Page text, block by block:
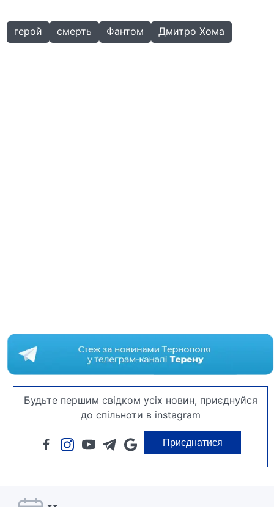
герой смерть Фантом Дмитро Хома
Будьте першим свідком усіх новин, приєднуйся
до спільноти в instagram
Приєднатися